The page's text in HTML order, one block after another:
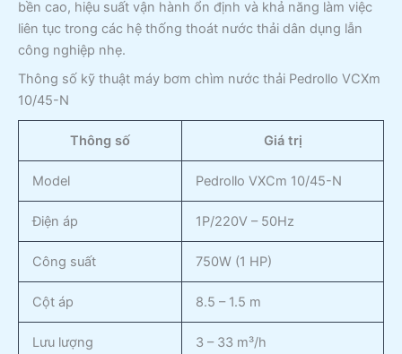
bền cao, hiệu suất vận hành ổn định và khả năng làm việc
liên tục trong các hệ thống thoát nước thải dân dụng lẫn
công nghiệp nhẹ.
Thông số kỹ thuật máy bơm chìm nước thải Pedrollo VCXm
10/45-N
Thông số Giá trị
Model Pedrollo VXCm 10/45-N
Điện áp 1P/220V – 50Hz
Công suất 750W (1 HP)
Cột áp 8.5 – 1.5 m
Lưu lượng 3 – 33 m³/h